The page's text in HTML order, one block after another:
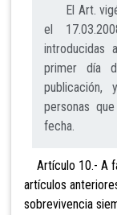
El Art.
el
introducidas
primer día
publicación,
personas
fecha.
Artículo 10.- A
artículos
sobrevivencia